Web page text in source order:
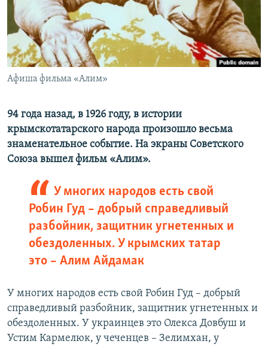
ПОБЕДИТЕЛЕЙ НЕ СУДЯТ?
КРЫМ.НЕПОКОРЕННЫЙ
ELIFBE
УКРАИНСКАЯ ПРОБЛЕМА КРЫМА
ПРИСОЕДИНЯЙТЕСЬ!
Афиша фильма «Алим»
94 года назад, в 1926 году, в истории
крымскотатарского народа произошло весьма
знаменательное событие. На экраны Советского
Союза вышел фильм «Алим».
У многих народов есть свой
Робин Гуд – добрый справедливый
разбойник, защитник угнетенных и
обездоленных. У крымских татар
это – Алим Айдамак
У многих народов есть свой Робин Гуд – добрый
справедливый разбойник, защитник угнетенных и
обездоленных. У украинцев это Олекса Довбуш и
Устим Кармелюк, у чеченцев – Зелимхан, у